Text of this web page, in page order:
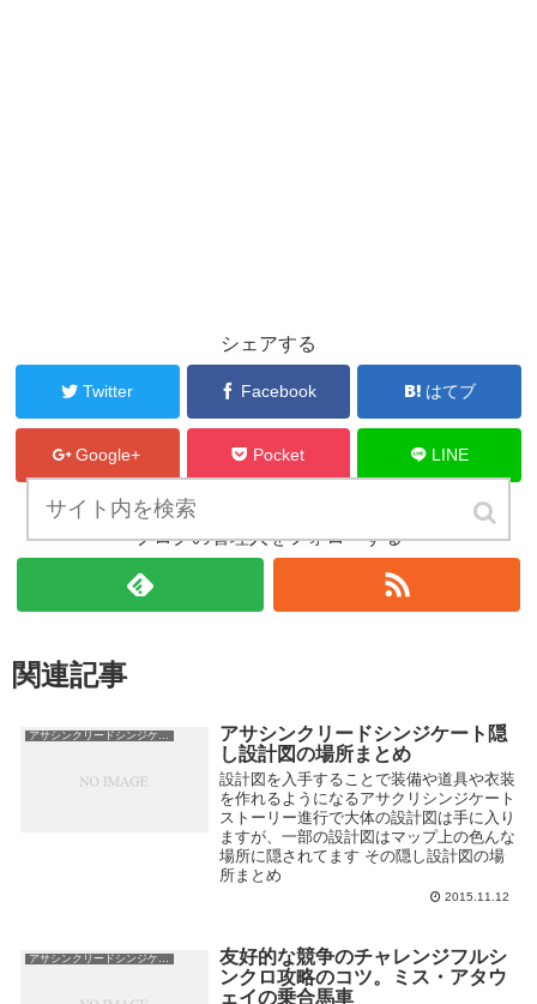
シェアする
Twitter Facebook はてブ
Google+ Pocket LINE
ブログの管理人をフォローする
関連記事
アサシンクリードシンジケート攻略
アサシンクリードシンジケート隠
し設計図の場所まとめ
設計図を入手することで装備や道具や衣装
を作れるようになるアサクリシンジケート
ストーリー進行で大体の設計図は手に入り
ますが、一部の設計図はマップ上の色んな
場所に隠されてます その隠し設計図の場
所まとめ
2015.11.12
アサシンクリードシンジケート攻略
友好的な競争のチャレンジフルシ
ンクロ攻略のコツ。ミス・アタウ
ェイの乗合馬車